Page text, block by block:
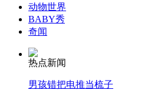
无痛分娩是否安全 医生回应
动物世界
BABY秀
奇闻
热点新闻
男孩错把电推当梳子